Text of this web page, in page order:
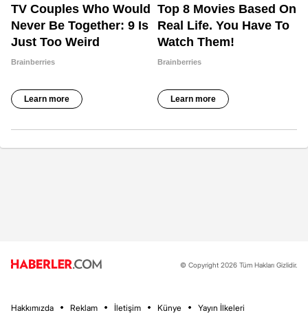
© Copyright 2026 Tüm Hakları Gizlidir.
Hakkımızda Reklam İletişim Künye Yayın İlkeleri